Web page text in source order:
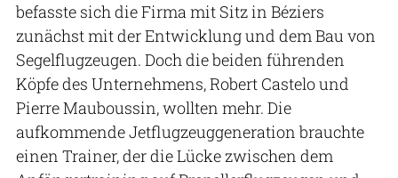
befasste sich die Firma mit Sitz in Béziers
zunächst mit der Entwicklung und dem Bau von
Segelflugzeugen. Doch die beiden führenden
Köpfe des Unternehmens, Robert Castelo und
Pierre Mauboussin, wollten mehr. Die
aufkommende Jetflugzeuggeneration brauchte
einen Trainer, der die Lücke zwischen dem